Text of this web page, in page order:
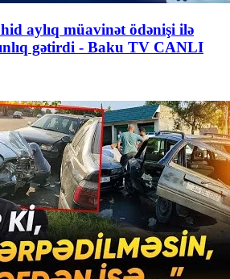
aylıq müavinət ödənişi ilə
gətirdi - Baku TV CANLI